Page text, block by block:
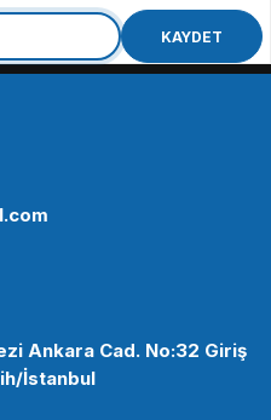
KAYDET
Ankara Cad. No:32 Giriş
İstanbul